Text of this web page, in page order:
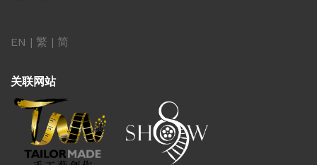
EN | 繁 | 简
关联网站